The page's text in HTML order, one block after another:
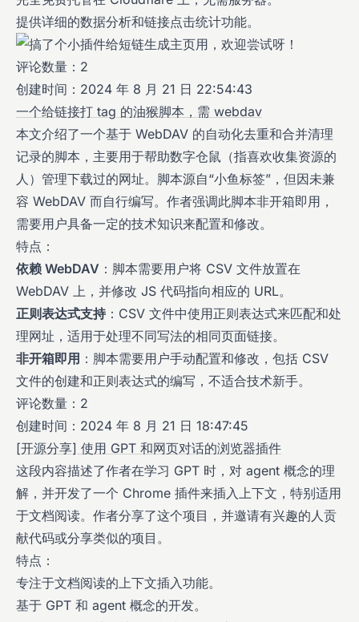
提供详细的数据分析和链接点击统计功能。
评论数量：2
创建时间：2024 年 8 月 21 日 22:54:43
一个给链接打 tag 的油猴脚本，需 webdav
本文介绍了一个基于 WebDAV 的自动化去重和合并清理
记录的脚本，主要用于帮助数字仓鼠（指喜欢收集资源的
人）管理下载过的网址。脚本源自“小鱼标签”，但因未兼
容 WebDAV 而自行编写。作者强调此脚本非开箱即用，
需要用户具备一定的技术知识来配置和修改。
特点：
依赖 WebDAV ：脚本需要用户将 CSV 文件放置在
WebDAV 上，并修改 JS 代码指向相应的 URL。
正则表达式支持：CSV 文件中使用正则表达式来匹配和处
理网址，适用于处理不同写法的相同页面链接。
非开箱即用 ：脚本需要用户手动配置和修改，包括 CSV
文件的创建和正则表达式的编写，不适合技术新手。
评论数量：2
创建时间：2024 年 8 月 21 日 18:47:45
[开源分享] 使用 GPT 和网页对话的浏览器插件
这段内容描述了作者在学习 GPT 时，对 agent 概念的理
解，并开发了一个 Chrome 插件来插入上下文，特别适用
于文档阅读。作者分享了这个项目，并邀请有兴趣的人贡
献代码或分享类似的项目。
特点：
专注于文档阅读的上下文插入功能。
基于 GPT 和 agent 概念的开发。